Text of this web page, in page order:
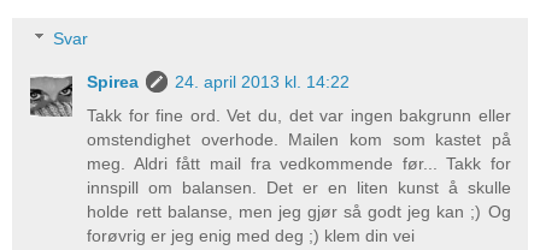
Svar
Spirea
24. april 2013 kl. 14:22
Takk for fine ord. Vet du, det var ingen bakgrunn eller
omstendighet overhode. Mailen kom som kastet på
meg. Aldri fått mail fra vedkommende før... Takk for
innspill om balansen. Det er en liten kunst å skulle
holde rett balanse, men jeg gjør så godt jeg kan ;) Og
forøvrig er jeg enig med deg ;) klem din vei